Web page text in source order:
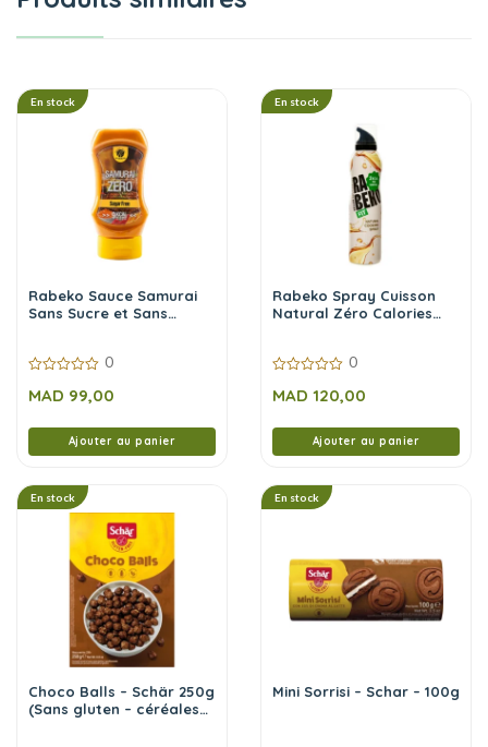
En stock
Rabeko Sauce Samurai
Sans Sucre et Sans
sur
0
MAD 99,00
Ajouter au panier
En stock
Rabeko Spray Cuisson
Natural Zéro Calories
sur
0
MAD 120,00
Ajouter au panier
En stock
Choco Balls – Schär 250g
(Sans gluten – céréales
En stock
Mini Sorrisi – Schar – 100g